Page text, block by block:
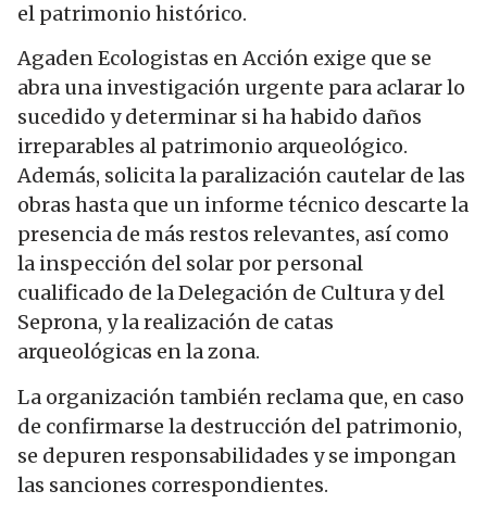
el patrimonio histórico.
Agaden Ecologistas en Acción exige que se
abra una investigación urgente para aclarar lo
sucedido y determinar si ha habido daños
irreparables al patrimonio arqueológico.
Además, solicita la paralización cautelar de las
obras hasta que un informe técnico descarte la
presencia de más restos relevantes, así como
la inspección del solar por personal
cualificado de la Delegación de Cultura y del
Seprona, y la realización de catas
arqueológicas en la zona.
La organización también reclama que, en caso
de confirmarse la destrucción del patrimonio,
se depuren responsabilidades y se impongan
las sanciones correspondientes.